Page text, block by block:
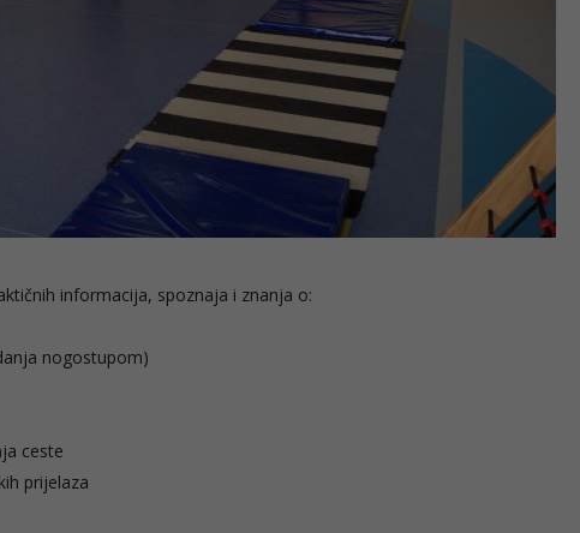
informacija, spoznaja i znanja o:
nogostupom)
ceste
prijelaza